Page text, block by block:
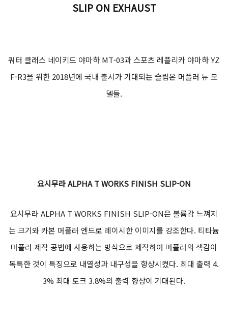
SLIP ON EXHAUST
쿼터 클래스 네이키드 야마하 MT-03과 스포츠 레플리카 야마하 YZ
F-R3을 위한 2018년에 국내 출시가 기대되는 슬립온 머플러 뉴 모
델들.
요시무라 ALPHA T WORKS FINISH SLIP-ON
요시무라 ALPHA T WORKS FINISH SLIP-ON은 볼륨감 느껴지
는 크기와 카본 머플러 엔드로 레이시한 이미지를 강조한다. 티타늄
머플러 제작 공법에 사용하는 방식으로 제작하여 머플러의 색감이
독특한 것이 특징으로 내열성과 내구성을 향상시켰다. 최대 출력 4.
3% 최대 토크 3.8%의 출력 향상이 기대된다.